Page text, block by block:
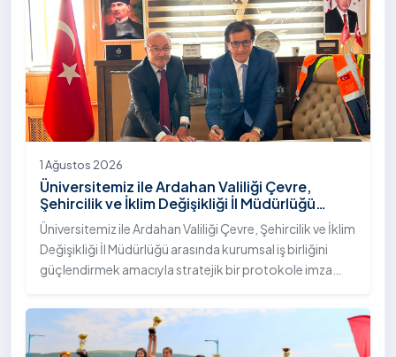
1 Ağustos 2026
Üniversitemiz ile Ardahan Valiliği Çevre,
Şehircilik ve İklim Değişikliği İl Müdürlüğü
Arasında İş Birliği Protokolü İmzalandı
Üniversitemiz ile Ardahan Valiliği Çevre, Şehircilik ve İklim
Değişikliği İl Müdürlüğü arasında kurumsal iş birliğini
güçlendirmek amacıyla stratejik bir protokole imza